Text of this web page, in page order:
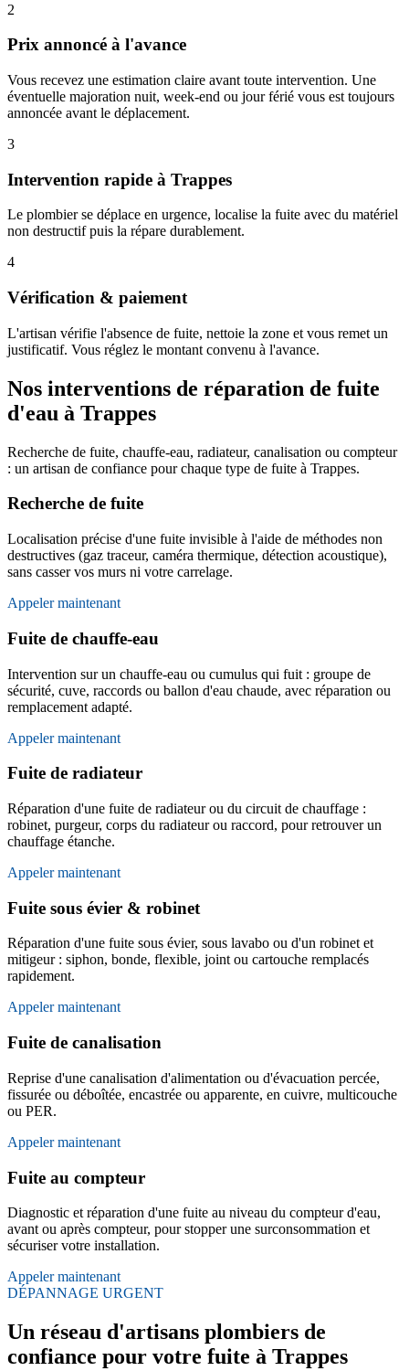
2
Prix annoncé à l'avance
Vous recevez une estimation claire avant toute intervention. Une
éventuelle majoration nuit, week-end ou jour férié vous est toujours
annoncée avant le déplacement.
3
Intervention rapide à Trappes
Le plombier se déplace en urgence, localise la fuite avec du matériel
non destructif puis la répare durablement.
4
Vérification & paiement
L'artisan vérifie l'absence de fuite, nettoie la zone et vous remet un
justificatif. Vous réglez le montant convenu à l'avance.
Nos interventions de réparation de fuite
d'eau à Trappes
Recherche de fuite, chauffe-eau, radiateur, canalisation ou compteur
: un artisan de confiance pour chaque type de fuite à Trappes.
Recherche de fuite
Localisation précise d'une fuite invisible à l'aide de méthodes non
destructives (gaz traceur, caméra thermique, détection acoustique),
sans casser vos murs ni votre carrelage.
Appeler maintenant
Fuite de chauffe-eau
Intervention sur un chauffe-eau ou cumulus qui fuit : groupe de
sécurité, cuve, raccords ou ballon d'eau chaude, avec réparation ou
remplacement adapté.
Appeler maintenant
Fuite de radiateur
Réparation d'une fuite de radiateur ou du circuit de chauffage :
robinet, purgeur, corps du radiateur ou raccord, pour retrouver un
chauffage étanche.
Appeler maintenant
Fuite sous évier & robinet
Réparation d'une fuite sous évier, sous lavabo ou d'un robinet et
mitigeur : siphon, bonde, flexible, joint ou cartouche remplacés
rapidement.
Appeler maintenant
Fuite de canalisation
Reprise d'une canalisation d'alimentation ou d'évacuation percée,
fissurée ou déboîtée, encastrée ou apparente, en cuivre, multicouche
ou PER.
Appeler maintenant
Fuite au compteur
Diagnostic et réparation d'une fuite au niveau du compteur d'eau,
avant ou après compteur, pour stopper une surconsommation et
sécuriser votre installation.
Appeler maintenant
DÉPANNAGE URGENT
Un réseau d'artisans plombiers de
confiance pour votre fuite à Trappes